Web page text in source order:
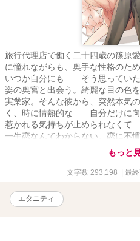
旅行代理店で働く二十四歳の篠原
に憧れながらも、奥手な性格のた
いつか自分にも……そう思ってい
姿の奥宮と出会う。綺麗な目の色
実業家。そんな彼から、突然本
く、時に情熱的な――自分だけに向
惹かれる気持ちが止められなくて
一生恋なんてわからない。恋に不
長の、夢のようなロマンチック・
もっと
文字数 293,198 | 最
エタニティ